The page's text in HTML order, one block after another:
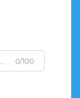
0/100